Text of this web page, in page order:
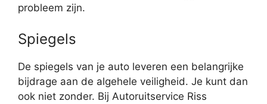
probleem zijn.
Spiegels
De spiegels van je auto leveren een belangrijke
bijdrage aan de algehele veiligheid. Je kunt dan
ook niet zonder. Bij Autoruitservice Riss